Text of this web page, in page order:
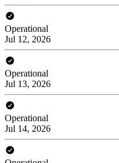
Operational
Jul 12, 2026
Operational
Jul 13, 2026
Operational
Jul 14, 2026